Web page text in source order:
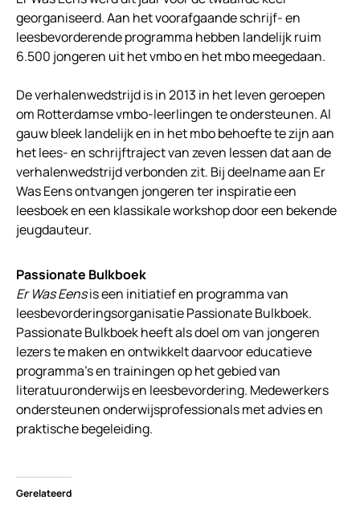
georganiseerd. Aan het voorafgaande schrijf- en
leesbevorderende programma hebben landelijk ruim
6.500 jongeren uit het vmbo en het mbo meegedaan.
De verhalenwedstrijd is in 2013 in het leven geroepen
om Rotterdamse vmbo-leerlingen te ondersteunen. Al
gauw bleek landelijk en in het mbo behoefte te zijn aan
het lees- en schrijftraject van zeven lessen dat aan de
verhalenwedstrijd verbonden zit. Bij deelname aan Er
Was Eens ontvangen jongeren ter inspiratie een
leesboek en een klassikale workshop door een bekende
jeugdauteur.
Passionate Bulkboek
Er Was Eensis een initiatief en programma van
leesbevorderingsorganisatie Passionate Bulkboek.
Passionate Bulkboek heeft als doel om van jongeren
lezers te maken en ontwikkelt daarvoor educatieve
programma’s en trainingen op het gebied van
literatuuronderwijs en leesbevordering. Medewerkers
ondersteunen onderwijsprofessionals met advies en
praktische begeleiding.
Gerelateerd